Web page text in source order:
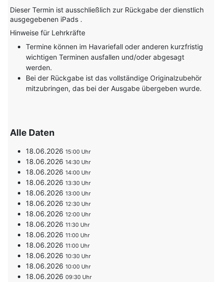
Dieser Termin ist ausschließlich zur Rückgabe der dienstlich
ausgegebenen iPads .
Hinweise für Lehrkräfte
Termine können im Havariefall oder anderen kurzfristig
wichtigen Terminen ausfallen und/oder abgesagt
werden.
Bei der Rückgabe ist das vollständige Originalzubehör
mitzubringen, das bei der Ausgabe übergeben wurde.
Alle Daten
18.06.202615:00
18.06.202614:30
18.06.202614:00
18.06.202613:30
18.06.202613:00
18.06.202612:30
18.06.202612:00
18.06.202611:30
18.06.202611:00
18.06.202611:00
18.06.202610:30
18.06.202610:00
18.06.202609:30